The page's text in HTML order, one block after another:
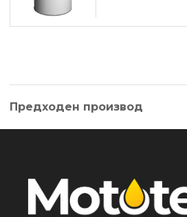
Предходен производ